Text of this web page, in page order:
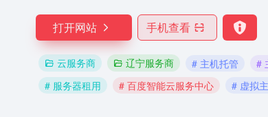
打开网站 手机查看
云服务商 辽宁服务商 # 主机托管 #
# 服务器租用
# 百度智能云服务中心 # 虚拟